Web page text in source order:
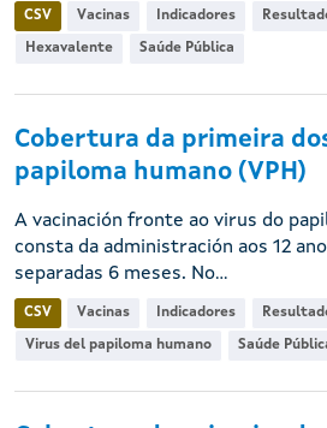
CSV Vacinas Indicadores
Hexavalente Saúde Pública
Cobertura da primeira
papiloma humano (VPH)
A vacinación fronte ao virus do
consta da administración aos 12
separadas 6 meses. No...
CSV Vacinas Indicadores
Virus del papiloma humano Saúde